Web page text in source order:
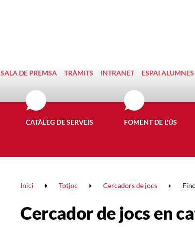
SALA DE PREMSA TRÀMITS INTRANET ESPAI ALUMNES
CATÀLEG DE SERVEIS FOMENT DE L'ÚS
Inici Totjoc Cercadors de jocs
Cercador de jocs en